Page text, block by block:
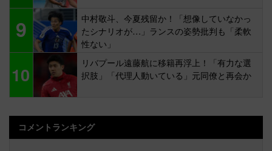
9
中村敬斗、今夏残留か！「想像していなかっ
たシナリオが…」ランスの姿勢批判も「柔軟
性ない」
10
リバプール遠藤航に移籍再浮上！「有力な選
択肢」「代理人動いている」元同僚と再会か
コメントランキング